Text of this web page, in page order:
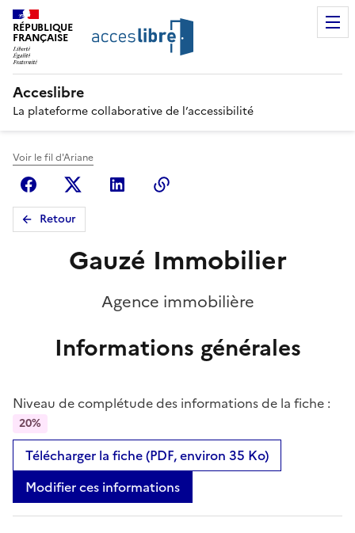
RÉPUBLIQUE
FRANÇAISE
Acceslibre
La plateforme collaborative de l’accessibilité
Voir le fil d'Ariane
FacebookX (anciennement Twitter)
Linkedin
Retour
Gauzé Immobilier
Agence immobilière
Informations générales
Niveau de complétude des informations de la fiche :
20%
Télécharger la fiche (PDF, environ 35 Ko)
Modifier ces informations